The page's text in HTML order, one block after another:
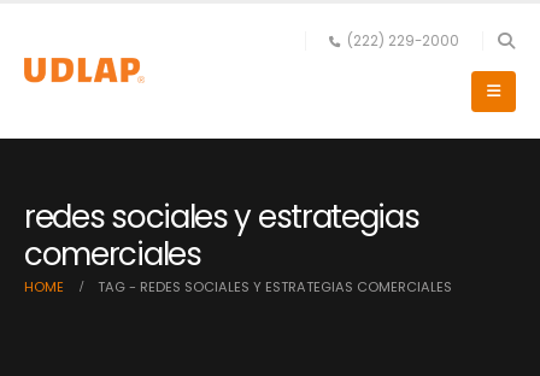
(222) 229-2000
redes sociales y estrategias
comerciales
HOME TAG - REDES SOCIALES Y ESTRATEGIAS COMERCIALES